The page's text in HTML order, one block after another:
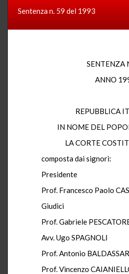
Sentenza n. 59 del 1993
SENTENZA
ANNO
REPUBBLICA
IN NOME DEL
LA CORTE
composta dai signori:
Presidente
Prof. Francesco Paolo
Giudici
Prof. Gabriele
Avv. Ugo SPAGNOLI
Prof. Antonio
Prof. Vincenzo